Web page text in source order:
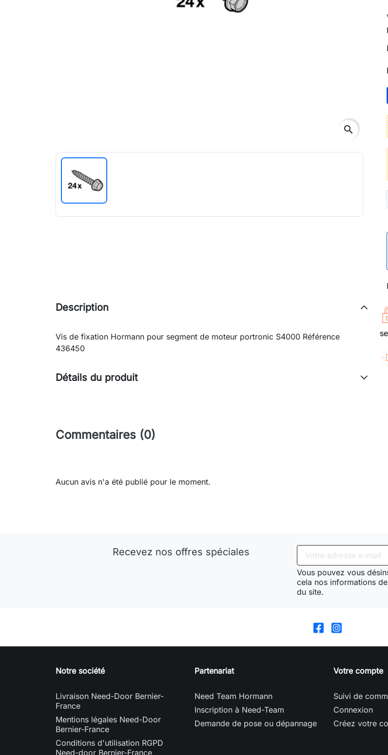
search
Description
Vis de fixation Hormann pour segment de moteur portronic S4000 Référence
436450
Détails du produit
Commentaires (0)
Aucun avis n'a été publié pour le moment.
Recevez nos offres spéciales
Vous pouvez vous
cela nos informations
du site.
Notre société
Livraison Need-Door Bernier-
France
Mentions légales Need-Door
Bernier-France
Conditions d'utilisation RGPD
Need-door Bernier-France
Partenariat
Need Team Hormann
Inscription à Need-Team
Demande de pose ou dépannage
Votre compte
Suivi de
Connexion
Créez votre